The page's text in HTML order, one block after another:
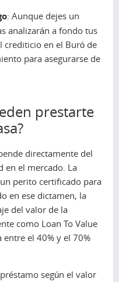
: Aunque dejes un
analizarán a fondo tus
crediticio en el Buró de
para asegurarse de
prestarte
directamente del
en el mercado. La
perito certificado para
en ese dictamen, la
del valor de la
como Loan To Value
entre el 40% y el 70%
según el valor